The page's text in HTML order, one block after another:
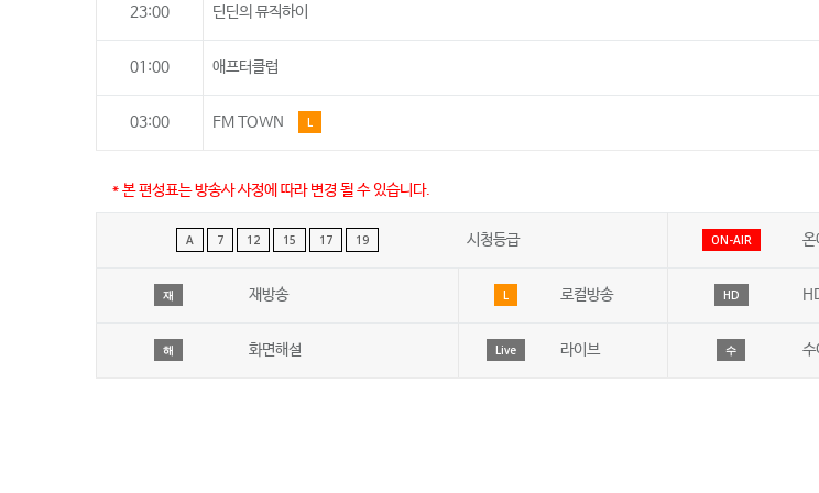
23:00 딘딘의 뮤직하이
01:00 애프터클럽
03:00 FM TOWN L
* 본 편성표는 방송사 사정에 따라 변경 될 수 있습니다.
A 7 12 15 17 19 시청등급 ON-AIR 온
재 재방송 L 로컬방송 HD
해 화면해설 Live 라이브 수 수